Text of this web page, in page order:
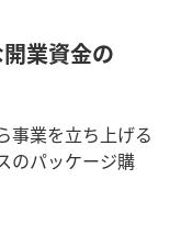
業資金の
事業を立ち上げる
のパッケージ購